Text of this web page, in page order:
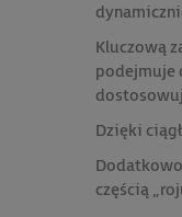
Kluczową
podejmuje
Dzięki
częścią